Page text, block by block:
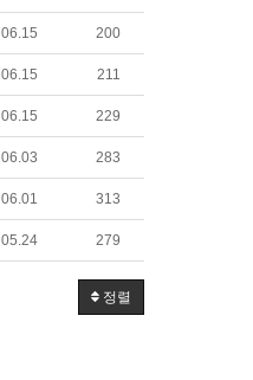
06.15 200
06.15 211
06.15 229
06.03 283
06.01 313
05.24 279
정렬